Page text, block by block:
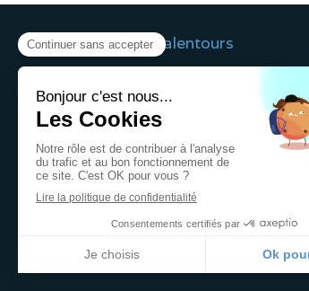
Villes alentours
depuis Fleury-les-Aubrais,
Blanc, Saint-Jean-de-la-
Saint-Pryvé-Saint-Mesmin,
en-Val, Saint-Jean-de-Braye,
Chapelle-Saint-Mesmin,
Jargeau.